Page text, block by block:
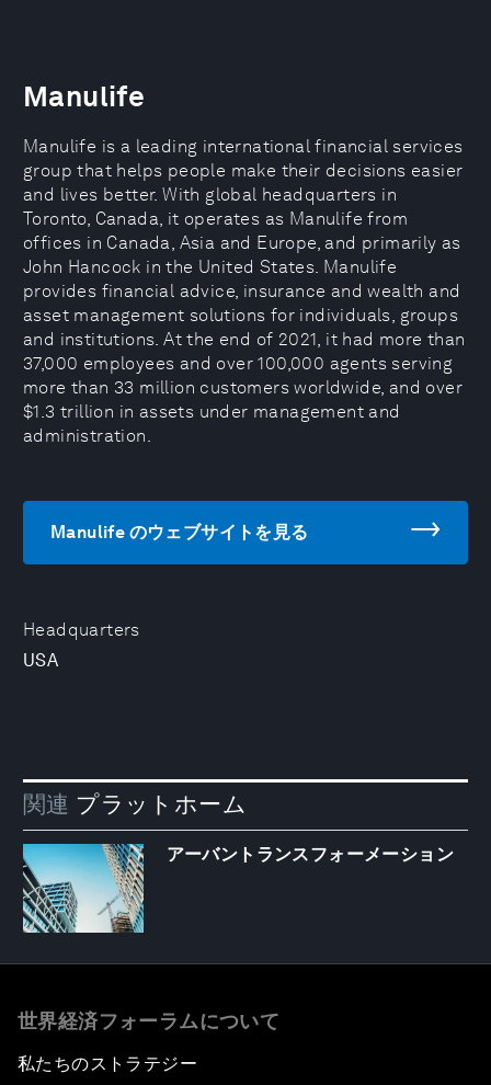
Headquarters
USA
Manulife
Manulife is a leading international financial services
group that helps people make their decisions easier
and lives better. With global headquarters in
Toronto, Canada, it operates as Manulife from
offices in Canada, Asia and Europe, and primarily as
John Hancock in the United States. Manulife
provides financial advice, insurance and wealth and
asset management solutions for individuals, groups
and institutions. At the end of 2021, it had more than
37,000 employees and over 100,000 agents serving
more than 33 million customers worldwide, and over
$1.3 trillion in assets under management and
administration.
Manulife のウェブサイトを見る
関連 プラットホーム
アーバントランスフォーメーション
世界経済フォーラムについて
私たちのストラテジー